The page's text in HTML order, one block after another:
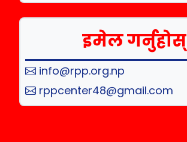
इमेल गर्नुहोस्
info@rpp.org.np
rppcenter48@gmail.com